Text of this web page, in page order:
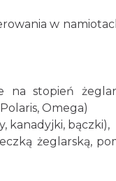
w
na stopień
Omega)
kanadyjki, bączki),
żeglarską,